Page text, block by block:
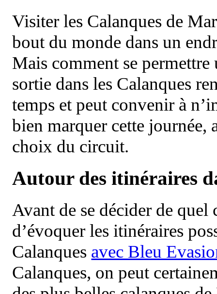
Visiter les Calanques de
bout du monde dans un
Mais comment se permettre
sortie dans les Calanques
temps et peut convenir à
bien marquer cette journée,
choix du circuit.
Autour des itinéraires
Avant de se décider de
d’évoquer les itinéraires
Calanques avec Bleu
Calanques, on peut